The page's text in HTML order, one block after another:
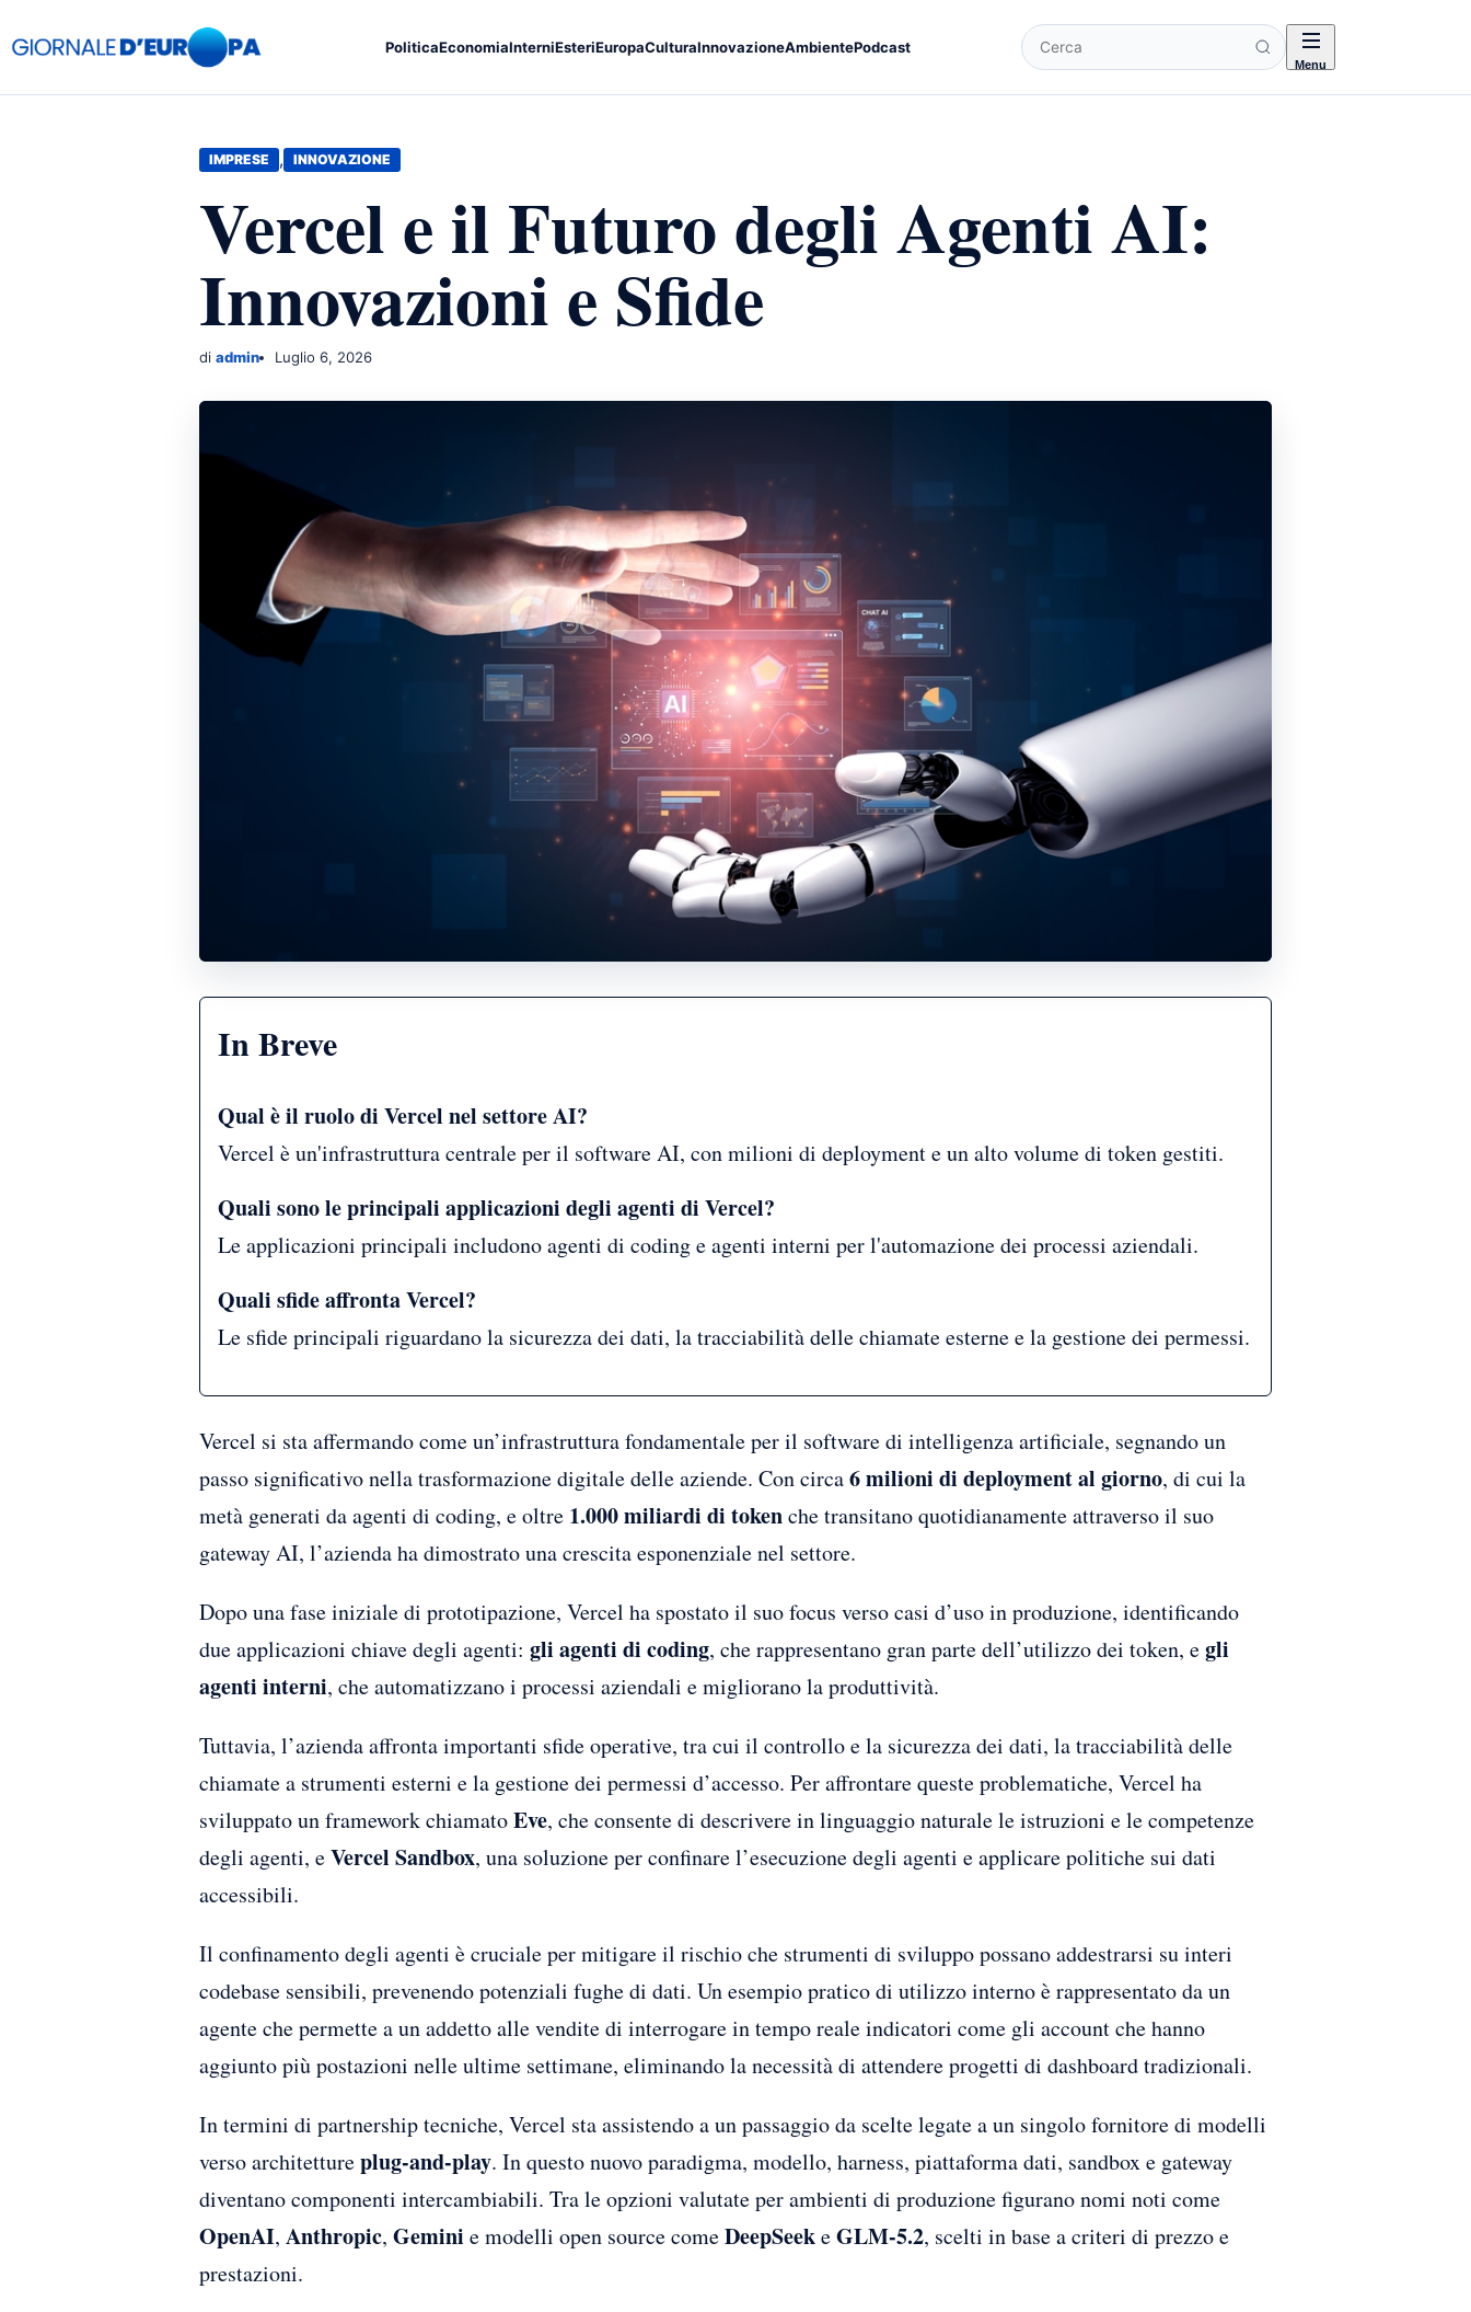
PoliticaEconomiaInterniEsteriEuropaCulturaInnovazioneAmbientePodcast Cerca Menu
IMPRESE , INNOVAZIONE
Vercel e il Futuro degli Agenti AI:
Innovazioni e Sfide
di admin Luglio 6, 2026
In Breve
Qual è il ruolo di Vercel nel settore AI?
Vercel è un'infrastruttura centrale per il software AI, con milioni di deployment e un alto volume di token gestiti.
Quali sono le principali applicazioni degli agenti di Vercel?
Le applicazioni principali includono agenti di coding e agenti interni per l'automazione dei processi aziendali.
Quali sfide affronta Vercel?
Le sfide principali riguardano la sicurezza dei dati, la tracciabilità delle chiamate esterne e la gestione dei permessi.
Vercel si sta affermando come un’infrastruttura fondamentale per il software di intelligenza artificiale, segnando un
passo significativo nella trasformazione digitale delle aziende. Con circa6 milioni di deployment al giorno, di cui la
metà generati da agenti di coding, e oltre 1.000 miliardi di tokenche transitano quotidianamente attraverso il suo
gateway AI, l’azienda ha dimostrato una crescita esponenziale nel settore.
Dopo una fase iniziale di prototipazione, Vercel ha spostato il suo focus verso casi d’uso in produzione, identificando
due applicazioni chiave degli agenti: gli agenti di coding, che rappresentano gran parte dell’utilizzo dei token, egli
agenti interni, che automatizzano i processi aziendali e migliorano la produttività.
Tuttavia, l’azienda affronta importanti sfide operative, tra cui il controllo e la sicurezza dei dati, la tracciabilità delle
chiamate a strumenti esterni e la gestione dei permessi d’accesso. Per affrontare queste problematiche, Vercel ha
sviluppato un framework chiamatoEve, che consente di descrivere in linguaggio naturale le istruzioni e le competenze
degli agenti, eVercel Sandbox, una soluzione per confinare l’esecuzione degli agenti e applicare politiche sui dati
accessibili.
Il confinamento degli agenti è cruciale per mitigare il rischio che strumenti di sviluppo possano addestrarsi su interi
codebase sensibili, prevenendo potenziali fughe di dati. Un esempio pratico di utilizzo interno è rappresentato da un
agente che permette a un addetto alle vendite di interrogare in tempo reale indicatori come gli account che hanno
aggiunto più postazioni nelle ultime settimane, eliminando la necessità di attendere progetti di dashboard tradizionali.
In termini di partnership tecniche, Vercel sta assistendo a un passaggio da scelte legate a un singolo fornitore di modelli
verso architettureplug-and-play. In questo nuovo paradigma, modello, harness, piattaforma dati, sandbox e gateway
diventano componenti intercambiabili. Tra le opzioni valutate per ambienti di produzione figurano nomi noti come
OpenAI, Anthropic, Gemini e modelli open source comeDeepSeekeGLM-5.2, scelti in base a criteri di prezzo e
prestazioni.